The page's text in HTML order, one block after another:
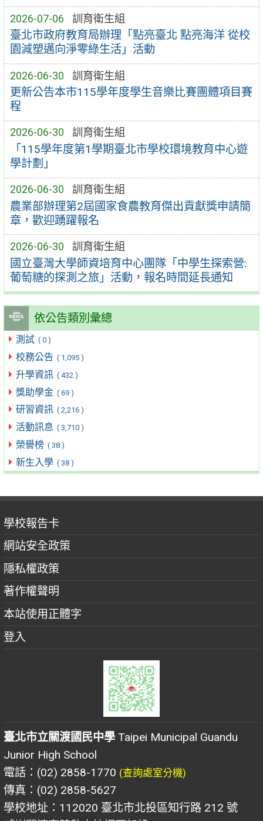
2026-07-06 訓育衛生組
臺北市政府教育局辦理「點亮臺北 點亮海洋 從校
園減塑邁向淨零綠生活」活動
2026-06-30 訓育衛生組
更新公告本市115學年度學生音樂比賽團體項目賽
程
2026-06-30 訓育衛生組
「115學年度第1學期臺北市學校環境教育中心遊
學計劃」
2026-06-30 訓育衛生組
農業部辦理第2屆國家食農教育傑出貢獻獎申請簡
章，歡迎踴躍報名
2026-06-30 訓育衛生組
國立臺灣大學師資培育中心團隊「中學生探索營:
葡萄糖的探測之旅」活動，報名時間延長通知
依公告類別彙總
測試 ( 0 )
校務公告 ( 1,095 )
升學資訊 ( 432 )
獎助學金 ( 69 )
研習資訊 ( 2,216 )
活動訊息 ( 3,710 )
榮譽榜 ( 38 )
新生入學 ( 38 )
學校報告卡
網站安全政策
隱私權政策
著作權聲明
本站使用正體字
登入
臺北市立關渡國民中學 Taipei Municipal Guandu
Junior High School
電話：(02) 2858-1770 (查詢處室分機)
傳真：(02) 2858-5627
學校地址：112020 臺北市北投區知行路 212 號